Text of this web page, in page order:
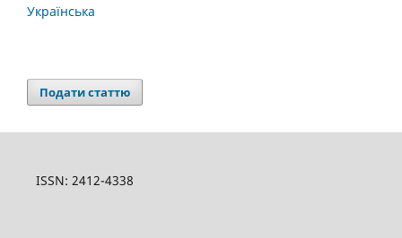
Українська
Подати статтю
ISSN: 2412-4338